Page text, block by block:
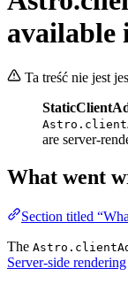
available
Ta treść nie jest
are server-
What went
Section titled
The
Server-side rendering